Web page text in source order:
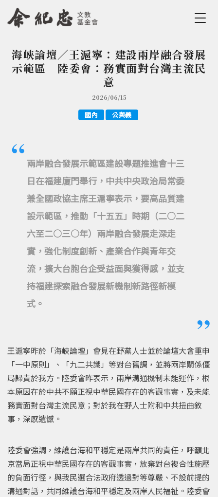
Jump to Navigation
Jump to Main content
您在這裡
海峽論壇／王滬寧：建設兩岸融合發展
示範區 陸委會：務實面對台灣主流民
意
2026/06/15
國內 公與義
兩岸融合發展示範區建設專題推進會十三
日在福建廈門舉行，中共中央政治局常委
兼全國政協主席王滬寧表示，要高品質建
設示範區，推動「十五五」時期（二○二
六至二○三○年）兩岸融合發展走深走
實，強化制度創新、產業合作與青年交
流，擴大台胞台企受益面與獲得感，並支
持福建探索融合發展新機制新路徑新模
式。
王滬寧昨於「海峽論壇」會見在野黨人士並於論壇大會重申
「一中原則」、「九二共識」等對台舊調，並將兩岸關係僵
局歸責於我方。陸委會昨表示，兩岸溝通機制未能運作，根
本原因在於中共不願正視中華民國存在的客觀事實，及未能
務實面對台灣主流民意；對於我在野人士附和中共扭曲敘
事，深感遺憾。
陸委會強調，維護台海和平穩定是兩岸共同的責任，呼籲北
京當局正視中華民國存在的客觀事實，放棄對台複合性施壓
的負面行徑，與我民選合法政府透過對等尊嚴、不設前提的
溝通對話，共同維護台海和平穩定及兩岸人民福祉。陸委會